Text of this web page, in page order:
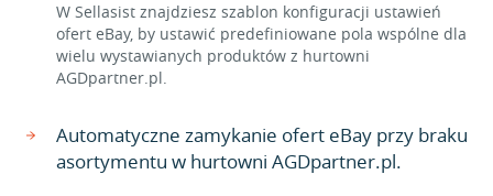
W Sellasist znajdziesz szablon konfiguracji ustawień
ofert eBay, by ustawić predefiniowane pola wspólne dla
wielu wystawianych produktów z hurtowni
AGDpartner.pl.
Automatyczne zamykanie ofert eBay przy braku
asortymentu w hurtowni AGDpartner.pl.